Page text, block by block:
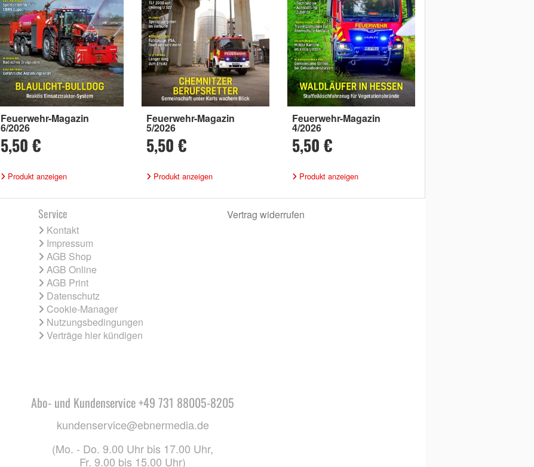
Feuerwehr-Magazin
6/2026
5,50 €
Produkt anzeigen
Feuerwehr-Magazin
5/2026
5,50 €
Produkt anzeigen
Feuerwehr-Magazin
4/2026
5,50 €
Produkt anzeigen
Service
Kontakt
Impressum
AGB Shop
AGB Online
AGB Print
Datenschutz
Cookie-Manager
Nutzungsbedingungen
Verträge hier kündigen
Vertrag widerrufen
Abo- und Kundenservice +49 731 88005-8205
kundenservice@ebnermedia.de
(Mo. - Do. 9.00 Uhr bis 17.00 Uhr,
Fr. 9.00 bis 15.00 Uhr)